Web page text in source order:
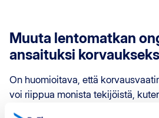
Muuta lentomatkan
ansaituksi
On huomioitava, että
voi riippua monista tekijöistä,
lentoyhtiöstä, vaatimuksen